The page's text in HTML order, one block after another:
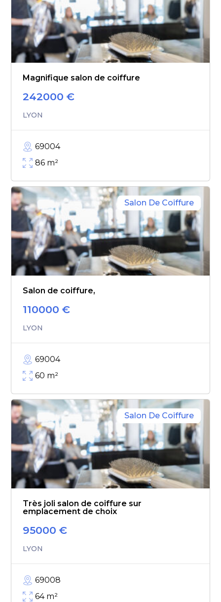
Magnifique salon de coiffure
242000 €
LYON
69004
86 m²
Salon De Coiffure
Salon de coiffure,
110000 €
LYON
69004
60 m²
Salon De Coiffure
Très joli salon de coiffure sur
emplacement de choix
95000 €
LYON
69008
64 m²